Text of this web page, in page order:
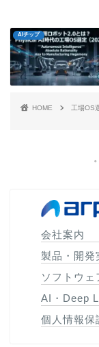
AIチップ
HOME 工場OS
会社案内
製品・開発
ソフトウェ
AI・Deep
個人情報保